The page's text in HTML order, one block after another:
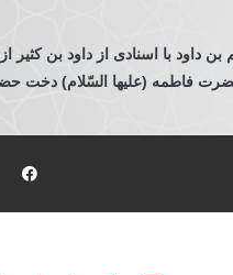
بن داود با اسنادی از داود بن
فاطمه (عليها السّلام) دخت